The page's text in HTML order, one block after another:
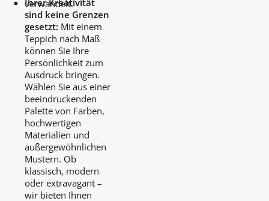
verwandelt.
Ihrer Kreativität
sind keine Grenzen
gesetzt: Mit einem
Teppich nach Maß
können Sie Ihre
Persönlichkeit zum
Ausdruck bringen.
Wählen Sie aus einer
beeindruckenden
Palette von Farben,
hochwertigen
Materialien und
außergewöhnlichen
Mustern. Ob
klassisch, modern
oder extravagant –
wir bieten Ihnen